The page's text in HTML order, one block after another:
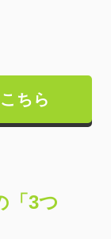
ちら
「3つ